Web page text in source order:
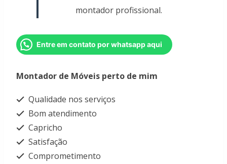
montador profissional.
Entre em contato por whatsapp aqui
Montador de Móveis perto de mim
Qualidade nos serviços
Bom atendimento
Capricho
Satisfação
Comprometimento